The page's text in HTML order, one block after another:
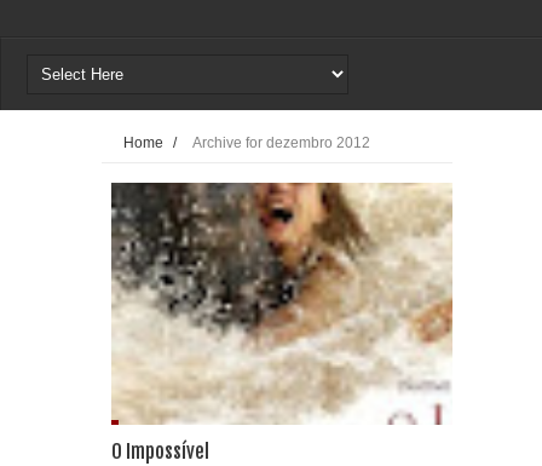
Home / Archive for dezembro 2012
O Impossível